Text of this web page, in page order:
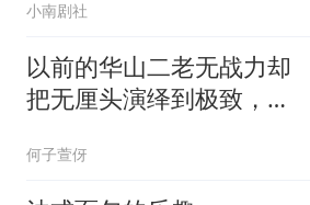
小南剧社
以前的华山二老无战力却
把无厘头演绎到极致，现
何子萱伢